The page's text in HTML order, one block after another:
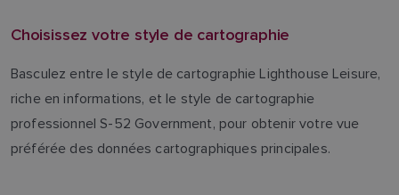
Choisissez votre style de cartographie
Basculez entre le style de cartographie Lighthouse Leisure,
riche en informations, et le style de cartographie
professionnel S-52 Government, pour obtenir votre vue
préférée des données cartographiques principales.